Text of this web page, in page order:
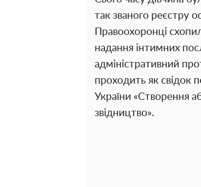
так званого реєстру
Правоохоронці
надання інтимних
адміністративний
проходить як свідок
України «Створення
звідництво».